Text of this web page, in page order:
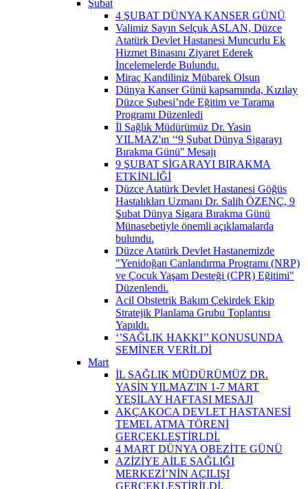
Şubat
4 ŞUBAT DÜNYA KANSER GÜNÜ
Valimiz Sayın Selçuk ASLAN, Düzce
Atatürk Devlet Hastanesi Muncurlu Ek
Hizmet Binasını Ziyaret Ederek
İncelemelerde Bulundu.
Miraç Kandiliniz Mübarek Olsun
Dünya Kanser Günü kapsamında, Kızılay
Düzce Şubesi’nde Eğitim ve Tarama
Programı Düzenledi
İl Sağlık Müdürümüz Dr. Yasin
YILMAZ'ın ‘‘9 Şubat Dünya Sigarayı
Bırakma Günü'' Mesajı
9 ŞUBAT SİGARAYI BIRAKMA
ETKİNLİĞİ
Düzce Atatürk Devlet Hastanesi Göğüs
Hastalıkları Uzmanı Dr. Salih ÖZENÇ, 9
Şubat Dünya Sigara Bırakma Günü
Münasebetiyle önemli açıklamalarda
bulundu.
Düzce Atatürk Devlet Hastanemizde
"Yenidoğan Canlandırma Programı (NRP)
ve Çocuk Yaşam Desteği (CPR) Eğitimi"
Düzenlendi.
Acil Obstetrik Bakım Çekirdek Ekip
Stratejik Planlama Grubu Toplantısı
Yapıldı.
‘’SAĞLIK HAKKI’’ KONUSUNDA
SEMİNER VERİLDİ
Mart
İL SAĞLIK MÜDÜRÜMÜZ DR.
YASİN YILMAZ'IN 1-7 MART
YEŞİLAY HAFTASI MESAJI
AKÇAKOCA DEVLET HASTANESİ
TEMEL ATMA TÖRENİ
GERÇEKLEŞTİRLDİ.
4 MART DÜNYA OBEZİTE GÜNÜ
AZİZİYE AİLE SAĞLIĞI
MERKEZİ’NİN AÇILIŞI
GERÇEKLEŞTİRİLDİ.